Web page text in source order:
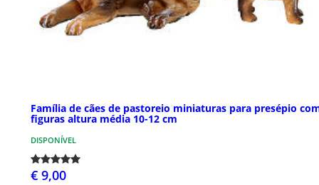
Família de cães de pastoreio miniaturas para presépio
figuras altura média 10-12 cm
DISPONÍVEL
€ 9,00